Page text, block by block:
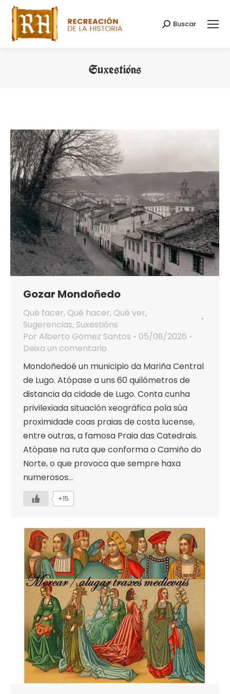
Search:
Buscar
Suxestións
Gozar Mondoñedo
Qué facer, Qué hacer, Qué ver,
Sugerencias, Suxestións
Por Alberto Gómez Santos
05/08/2026
Deixa un comentario
Mondoñedoé un municipio da Mariña Central
de Lugo. Atópase a uns 60 quilómetros de
distancia da cidade de Lugo. Conta cunha
privilexiada situación xeográfica pola súa
proximidade coas praias de costa lucense,
entre outras, a famosa Praia das Catedrais.
Atópase na ruta que conforma o Camiño do
Norte, o que provoca que sempre haxa
numerosos…
+15